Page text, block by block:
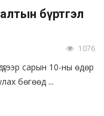
бүртгэл
1076
сарын 10-ны өдөр
бөгөөд ...